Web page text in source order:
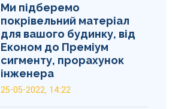
Ми підберемо
покрівельний матеріал
для вашого будинку, від
Економ до Преміум
сигменту, прорахунок
інженера
25-05-2022, 14:22